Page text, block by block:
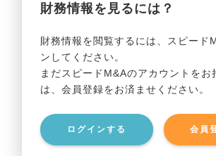
財務情報を見るには？
財務情報を閲覧するには、スピード
ンしてください。
まだスピードM&Aのアカウントをお
は、会員登録をお済ませください。
ログインする 会員
事業利益 ********************
貸借対照表（B/S）
事業資産 ********************
事業負債 ********************